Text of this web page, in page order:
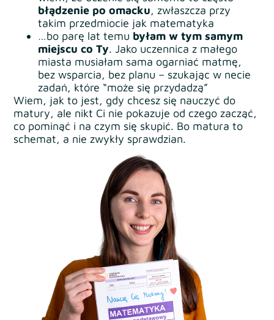
błądzenie po omacku, zwłaszcza przy
takim przedmiocie jak matematyka
…bo parę lat temu byłam w tym samym
miejscu co Ty. Jako uczennica z małego
miasta musiałam sama ogarniać matmę,
bez wsparcia, bez planu – szukając w necie
zadań, które “może się przydadzą”
Wiem, jak to jest, gdy chcesz się nauczyć do
matury, ale nikt Ci nie pokazuje od czego zacząć,
co pominąć i na czym się skupić. Bo matura to
schemat, a nie zwykły sprawdzian.